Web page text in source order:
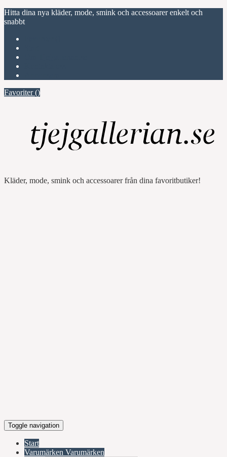
Hitta dina nya kläder, mode, smink och accessoarer enkelt och
snabbt
Favoriter ()
Kläder, mode, smink och accessoarer från dina favoritbutiker!
Toggle navigation
Start
Varumärken Varumärken